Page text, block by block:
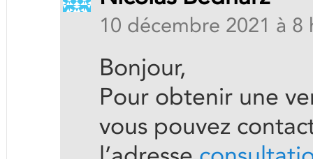
10 décembre 2021 à 8
Bonjour,
Pour obtenir une
vous pouvez